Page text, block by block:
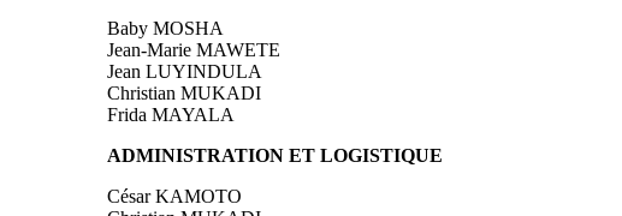
Baby MOSHA
Jean-Marie MAWETE
Jean LUYINDULA
Christian MUKADI
Frida MAYALA
ADMINISTRATION ET LOGISTIQUE
César KAMOTO